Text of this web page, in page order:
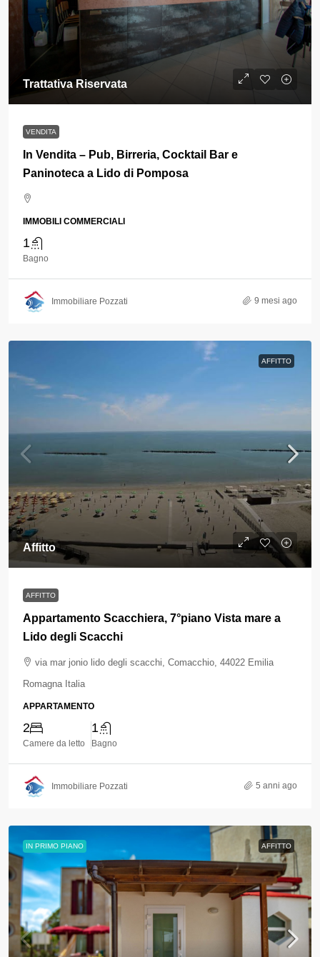
Trattativa Riservata
VENDITA
In Vendita – Pub, Birreria, Cocktail Bar e
Paninoteca a Lido di Pomposa
IMMOBILI COMMERCIALI
1
Bagno
Immobiliare Pozzati 9 mesi ago
AFFITTO
Affitto
AFFITTO
Appartamento Scacchiera, 7°piano Vista mare a
Lido degli Scacchi
via mar jonio lido degli scacchi, Comacchio, 44022 Emilia
Romagna Italia
APPARTAMENTO
2
Camere da letto
1
Bagno
Immobiliare Pozzati 5 anni ago
IN PRIMO PIANO AFFITTO